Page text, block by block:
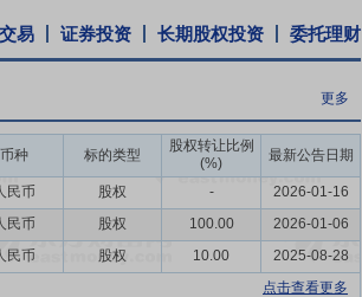
深刻的认识，同时对公司的业务模式、品牌建
业务规划和发展战略，为公司业务的可持续发
转让或者委托他人管理本公司直接或者间接
20个交易日的收盘价均低于发行价(如发行人
个月期末(如该日不是交易日,则该日后第1个交
易 证券投资 长期股权投资 委托理财
更多
币种 标的类型
股权转让比例
(%)
最新公告日期
民币 股权 -
2026-01-16
民币 股权 100.00
2026-01-06
民币 股权 10.00
2025-08-28
点击查看更多